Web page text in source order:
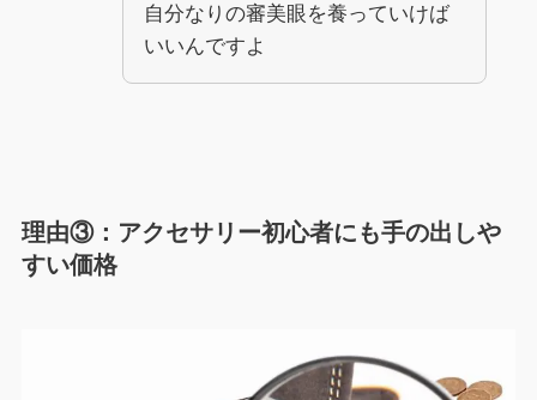
自分なりの審美眼を養っていけば
いいんですよ
理由③： アクセサリー初心者にも手の出しや
すい価格